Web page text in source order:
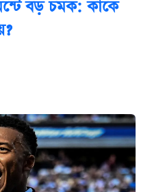
বড় চমক: কাকে